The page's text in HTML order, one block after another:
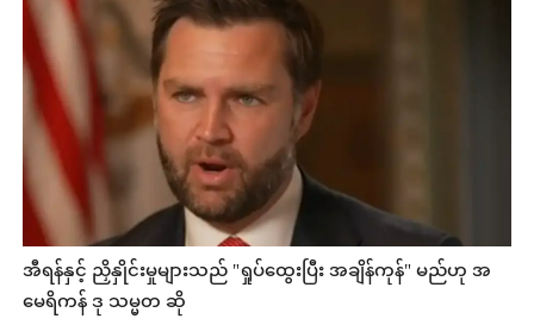
အီရန်နှင့် ညှိနှိုင်းမှုများသည် "ရှုပ်ထွေးပြီး အချိန်ကုန်" မည်ဟု အ
မေရိကန် ဒု သမ္မတ ဆို